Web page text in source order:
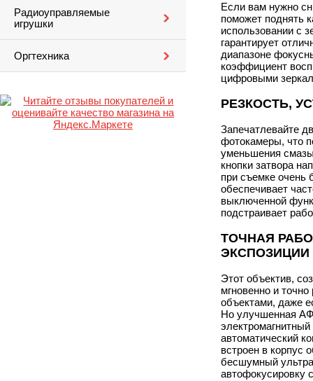
Радиоуправляемые
игрушки
Оргтехника
Если вам нужно
поможет поднять
использовании с
гарантирует
диапазоне
коэффициент
цифровыми
РЕЗКОСТЬ,
Запечатлевайте
фотокамеры, что
уменьшения
кнопки затвора
при съемке очень
обеспечивает
выключенной
подстраивает
ТОЧНАЯ
ЭКСПОЗИЦИИ
Этот объектив,
мгновенно и
объектами, даже
Но улучшенная
автоматический
встроен в корпус
бесшумный
автофокусировку